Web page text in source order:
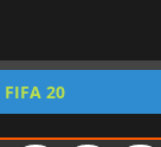
FIFA 20